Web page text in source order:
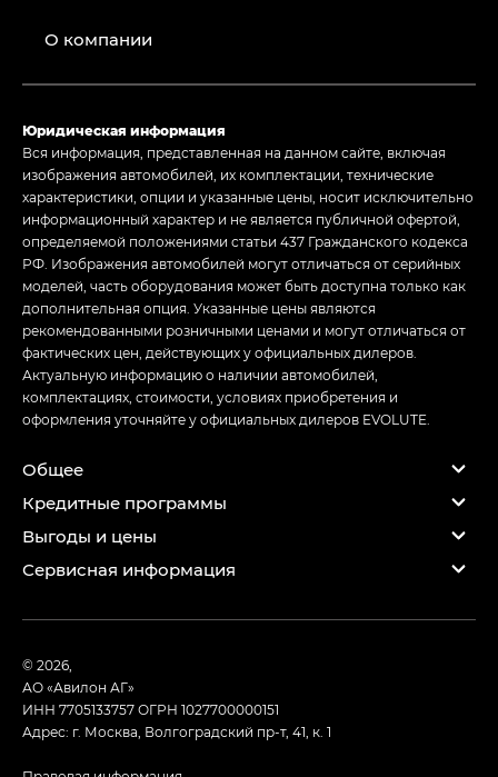
О компании
Юридическая информация
Вся информация, представленная на данном сайте, включая
изображения автомобилей, их комплектации, технические
характеристики, опции и указанные цены, носит исключительно
информационный характер и не является публичной офертой,
определяемой положениями статьи 437 Гражданского кодекса
РФ. Изображения автомобилей могут отличаться от серийных
моделей, часть оборудования может быть доступна только как
дополнительная опция. Указанные цены являются
рекомендованными розничными ценами и могут отличаться от
фактических цен, действующих у официальных дилеров.
Актуальную информацию о наличии автомобилей,
комплектациях, стоимости, условиях приобретения и
оформления уточняйте у официальных дилеров EVOLUTE.
Общее
Кредитные программы
Выгоды и цены
Сервисная информация
© 2026,
АО «Авилон АГ»
ИНН 7705133757ОГРН 1027700000151
Адрес: г. Москва, Волгоградский пр-т, 41, к. 1